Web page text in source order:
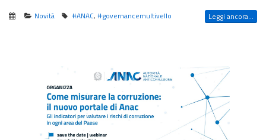
Novità #ANAC,#governancemultivello Leggi ancora...